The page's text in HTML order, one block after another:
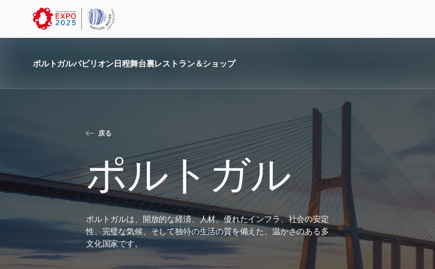
ポルトガルパビリオン日程舞台裏レストラン＆ショップ
戻る
ポルトガル
ポルトガルは、開放的な経済、人材、優れたインフラ、社会の安定
性、完璧な気候、そして独特の生活の質を備えた、温かさのある多
文化国家です。